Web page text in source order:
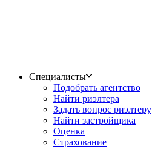
Специалисты
Подобрать агентство
Найти риэлтера
Задать вопрос риэлтеру
Найти застройщика
Оценка
Страхование